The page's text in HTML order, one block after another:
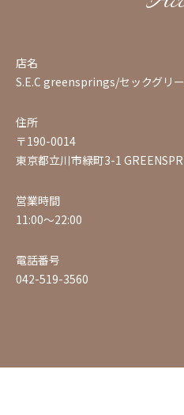
店名
S.E.C greensprings/セックグリ
住所
〒190-0014
東京都立川市緑町3-1
営業時間
11:00〜22:00
電話番号
042-519-3560